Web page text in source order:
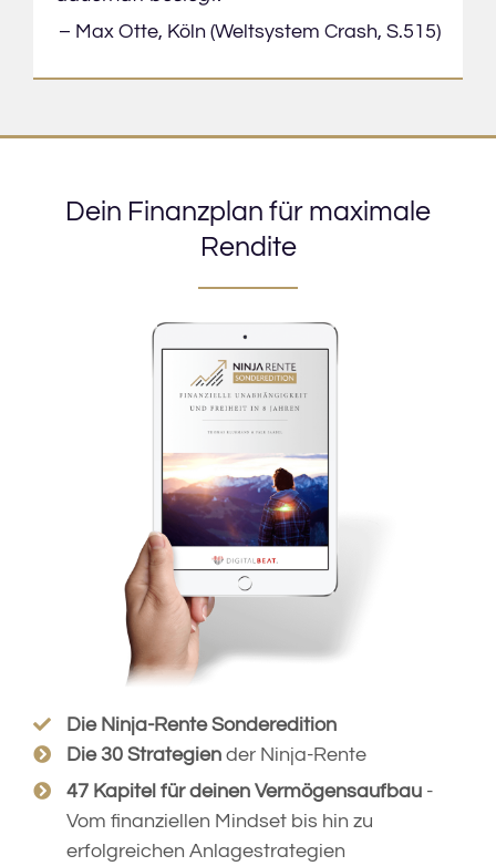
– Max Otte, Köln (Weltsystem Crash, S.515)
Dein Finanzplan für maximale
Rendite
Die Ninja-Rente Sonderedition
Die 30 Strategien der Ninja-Rente
47 Kapitel für deinen Vermögensaufbau -
Vom finanziellen Mindset bis hin zu
erfolgreichen Anlagestrategien